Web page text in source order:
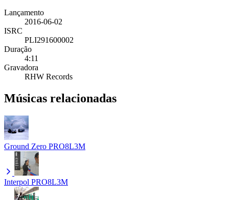
Lançamento
2016-06-02
ISRC
PLI291600002
Duração
4:11
Gravadora
RHW Records
Músicas relacionadas
Ground Zero PRO8L3M
Interpol PRO8L3M